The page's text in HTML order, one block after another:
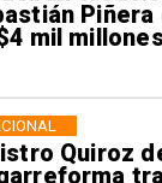
mil
Quiroz